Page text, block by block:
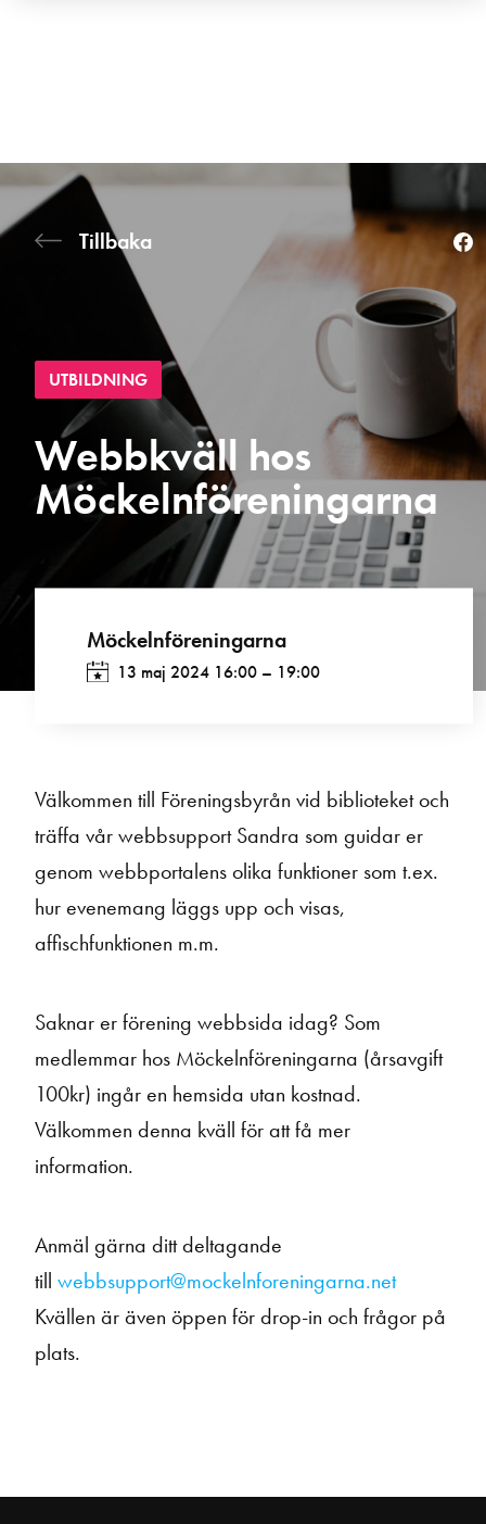
Tillbaka
UTBILDNING
Webbkväll hos
Möckelnföreningarna
Möckelnföreningarna
13 maj 2024 16:00– 19:00
Välkommen till Föreningsbyrån vid biblioteket och
träffa vår webbsupport Sandra som guidar er
genom webbportalens olika funktioner som t.ex.
hur evenemang läggs upp och visas,
affischfunktionen m.m.
Saknar er förening webbsida idag? Som
medlemmar hos Möckelnföreningarna (årsavgift
100kr) ingår en hemsida utan kostnad.
Välkommen denna kväll för att få mer
information.
Anmäl gärna ditt deltagande
till webbsupport@mockelnforeningarna.net
Kvällen är även öppen för drop-in och frågor på
plats.